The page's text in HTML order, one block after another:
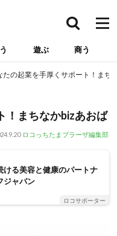
遊ぶ 商う
たの起業を手厚くサポート！まち
！まちなかbizあおば
ロコっちたまプラーザ編集部
ける美容と健康のパートナ
ャパン
ロコサポーター